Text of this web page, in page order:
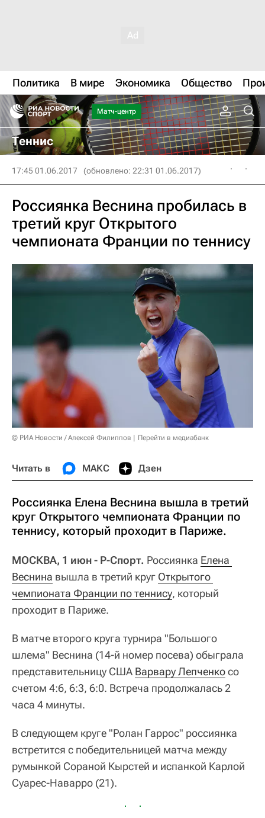
Политика В мире Экономика Общество
Матч-центр
Теннис
17:45 01.06.2017 (обновлено: 22:31 01.06.2017)
Россиянка Веснина пробилась в
третий круг Открытого
чемпионата Франции по теннису
© РИА Новости / Алексей Филиппов Перейти в медиабанк
Читать в МАКС Дзен
Россиянка Елена Веснина вышла в третий
круг Открытого чемпионата Франции по
теннису, который проходит в Париже.
МОСКВА, 1 июн - Р-Спорт. Россиянка Елена
Веснина вышла в третий круг Открытого
чемпионата Франции по теннису, который
проходит в Париже.
В матче второго круга турнира "Большого
шлема" Веснина (14-й номер посева) обыграла
представительницу США Варвару Лепченкосо
счетом 4:6, 6:3, 6:0. Встреча продолжалась 2
часа 4 минуты.
В следующем круге "Ролан Гаррос" россиянка
встретится с победительницей матча между
румынкой Сораной Кырстей и испанкой Карлой
Суарес-Наварро (21).